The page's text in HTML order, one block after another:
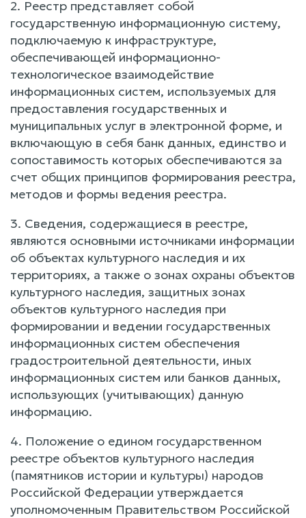
2. Реестр представляет собой
государственную информационную систему,
подключаемую к инфраструктуре,
обеспечивающей информационно-
технологическое взаимодействие
информационных систем, используемых для
предоставления государственных и
муниципальных услуг в электронной форме, и
включающую в себя банк данных, единство и
сопоставимость которых обеспечиваются за
счет общих принципов формирования реестра,
методов и формы ведения реестра.
3. Сведения, содержащиеся в реестре,
являются основными источниками информации
об объектах культурного наследия и их
территориях, а также о зонах охраны объектов
культурного наследия, защитных зонах
объектов культурного наследия при
формировании и ведении государственных
информационных систем обеспечения
градостроительной деятельности, иных
информационных систем или банков данных,
использующих (учитывающих) данную
информацию.
4. Положение о едином государственном
реестре объектов культурного наследия
(памятников истории и культуры) народов
Российской Федерации утверждается
уполномоченным Правительством Российской